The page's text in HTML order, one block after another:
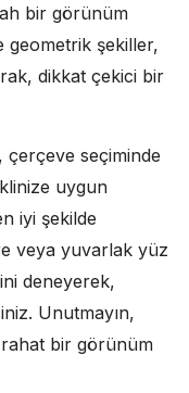
bir görünüm
geometrik şekiller,
dikkat çekici bir
çerçeve seçiminde
uygun
iyi şekilde
veya yuvarlak yüz
deneyerek,
Unutmayın,
bir görünüm